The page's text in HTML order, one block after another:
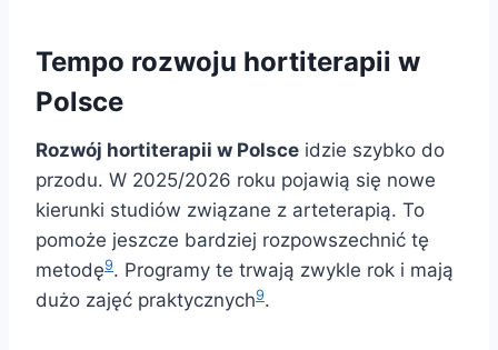
Tempo rozwoju hortiterapii w
Polsce
Rozwój hortiterapii w Polsce idzie szybko do
przodu. W 2025/2026 roku pojawią się nowe
kierunki studiów związane z arteterapią. To
pomoże jeszcze bardziej rozpowszechnić tę
metodę9. Programy te trwają zwykle rok i mają
dużo zajęć praktycznych9.